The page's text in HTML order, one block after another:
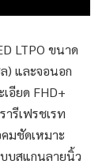
LTPO ขนาด
) และจอนอก
อียด FHD+
รีเฟรชเรท
มชัดเหมาะ
บสแกนลายนิ้ว